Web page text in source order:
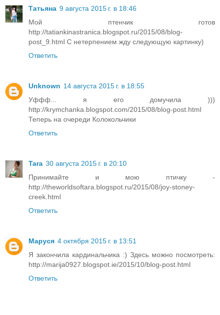
Татьяна 9 августа 2015 г. в 18:46
Мой птенчик готов
http://tatiankinastranica.blogspot.ru/2015/08/blog-
post_9.html С нетерпением жду следующую картинку)
Ответить
Unknown 14 августа 2015 г. в 18:55
Уффф... я его домучила )))
http://krymchanka.blogspot.com/2015/08/blog-post.html
Теперь на очереди Колокольчики
Ответить
Tara 30 августа 2015 г. в 20:10
Принимайте и мою птичку -
http://theworldsoftara.blogspot.ru/2015/08/joy-stoney-
creek.html
Ответить
Mаруся 4 октября 2015 г. в 13:51
Я закончила кардинальчика :) Здесь можно посмотреть:
http://marija0927.blogspot.ie/2015/10/blog-post.html
Ответить